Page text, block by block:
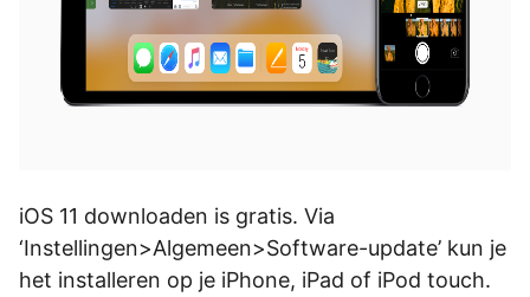
iOS 11 downloaden is gratis. Via
‘Instellingen>Algemeen>Software-update’ kun je
het installeren op je iPhone, iPad of iPod touch.